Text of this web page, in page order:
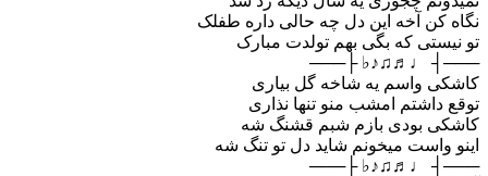
نگاه کن آخه این دل چه حالی داره طفلک
تو نیستی که بگی بهم تولدت مبارک
───┤ ♩♬♫♪♭ ├───
کاشکی واسم یه شاخه گل بیاری
توقع داشتم امشب منو تنها نذاری
کاشکی بودی بازم شبم قشنگ شه
اینو واست میخونم شاید دل تو تنگ شه
───┤ ♩♬♫♪♭ ├───